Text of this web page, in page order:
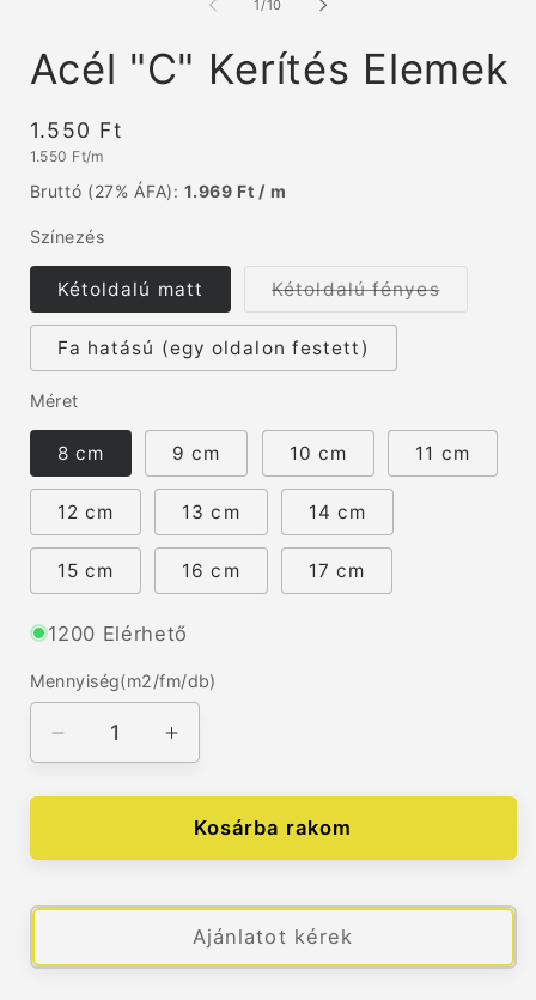
1//10
Acél "C" Kerítés Elemek
Normál
ár
1.550 Ft
Egységár
1.550 Ft/m
Bruttó (27% ÁFA):1.969 Ft / m
Színezés
Kétoldalú matt Kétoldalú fényesA
Fa hatású (egy oldalon festett)
Méret
8 cm 9 cm 10 cm 11 cm
12 cm 13 cm 14 cm
15 cm 16 cm 17 cm
1200 Elérhető
Mennyiség(m2/fm/db)
Mennyiség(m2/fm/db)
&quot;C&quot;
Kerítés
mennyiségének
Acél
&quot;C&quot;
Kerítés
Elemek
mennyiségének
Kosárba rakom
Ajánlatot kérek